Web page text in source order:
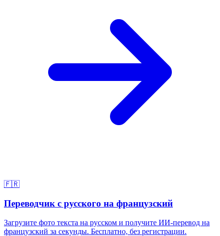
🇫🇷
Переводчик с русского на французский
Загрузите фото текста на русском и получите ИИ-перевод на
французский за секунды. Бесплатно, без регистрации.